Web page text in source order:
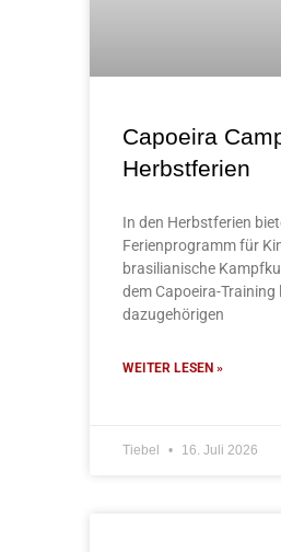
Capoeira
Herbstferien
In den Herbstferien
Ferienprogramm für
brasilianische
dem Capoeira-Training
dazugehörigen
WEITER LESEN »
Tiebel 16. Juli 2026